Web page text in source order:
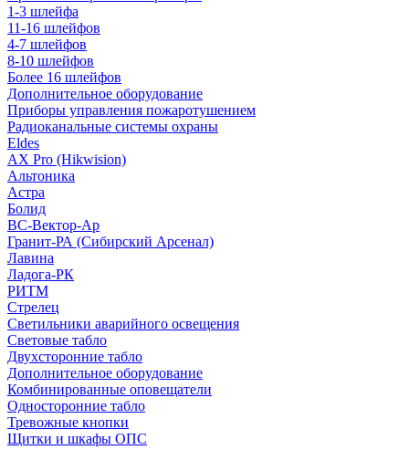
1-3 шлейфа
11-16 шлейфов
4-7 шлейфов
8-10 шлейфов
Более 16 шлейфов
Дополнительное оборудование
Приборы управления пожаротушением
Радиоканальные системы охраны
Eldes
AX Pro (Hikwision)
Альтоника
Астра
Болид
ВС-Вектор-Ар
Гранит-РА (Сибирский Арсенал)
Лавина
Ладога-РК
РИТМ
Стрелец
Светильники аварийного освещения
Световые табло
Двухсторонние табло
Дополнительное оборудование
Комбинированные оповещатели
Односторонние табло
Тревожные кнопки
Щитки и шкафы ОПС